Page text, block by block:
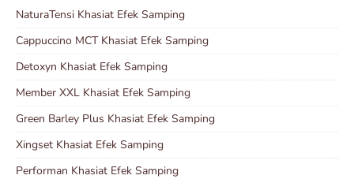
NaturaTensi Khasiat Efek Samping
Cappuccino MCT Khasiat Efek Samping
Detoxyn Khasiat Efek Samping
Member XXL Khasiat Efek Samping
Green Barley Plus Khasiat Efek Samping
Xingset Khasiat Efek Samping
Performan Khasiat Efek Samping